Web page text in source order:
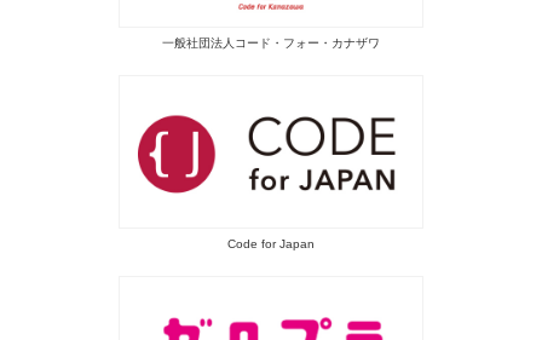
一般社団法人コード・フォー・カナザワ
Code for Japan